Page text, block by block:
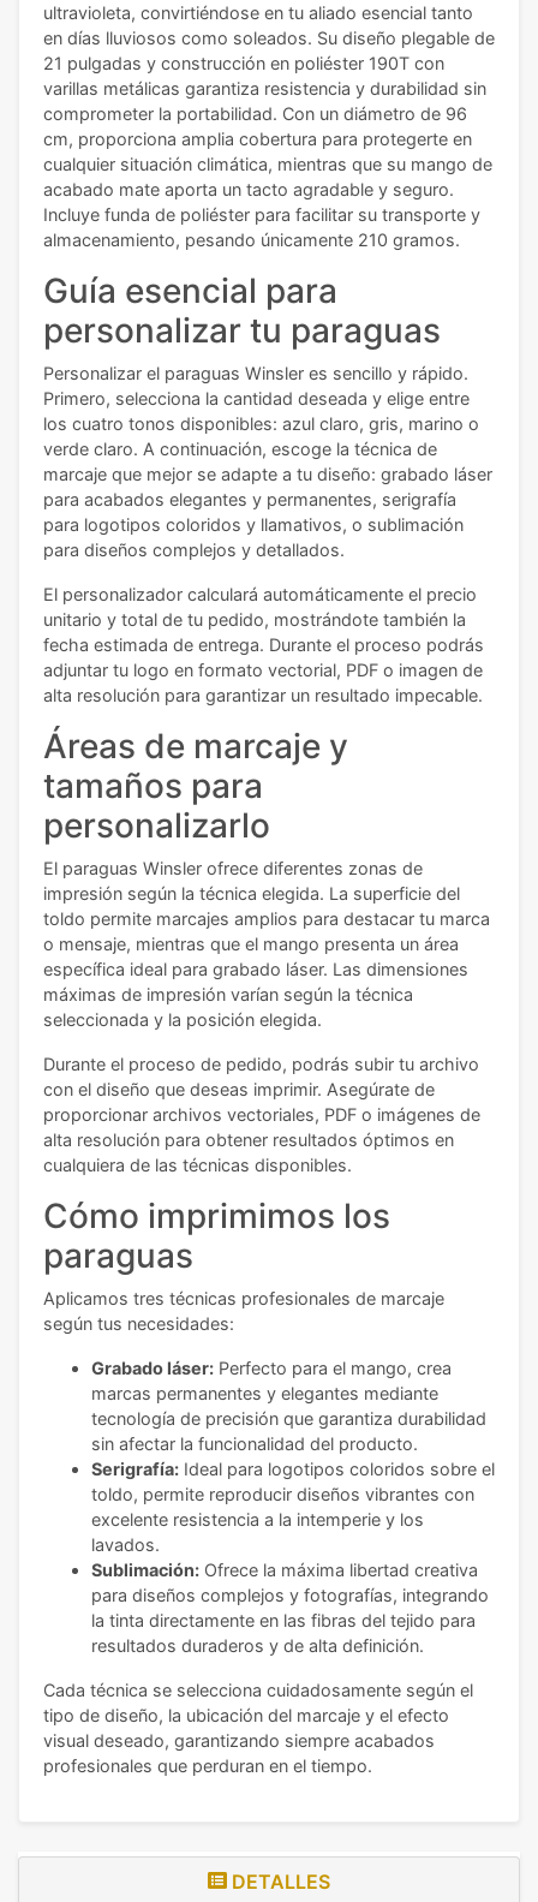
ultravioleta, convirtiéndose en tu aliado esencial tanto
en días lluviosos como soleados. Su diseño plegable de
21 pulgadas y construcción en poliéster 190T con
varillas metálicas garantiza resistencia y durabilidad sin
comprometer la portabilidad. Con un diámetro de 96
cm, proporciona amplia cobertura para protegerte en
cualquier situación climática, mientras que su mango de
acabado mate aporta un tacto agradable y seguro.
Incluye funda de poliéster para facilitar su transporte y
almacenamiento, pesando únicamente 210 gramos.
Guía esencial para
personalizar tu paraguas
Personalizar el paraguas Winsler es sencillo y rápido.
Primero, selecciona la cantidad deseada y elige entre
los cuatro tonos disponibles: azul claro, gris, marino o
verde claro. A continuación, escoge la técnica de
marcaje que mejor se adapte a tu diseño: grabado láser
para acabados elegantes y permanentes, serigrafía
para logotipos coloridos y llamativos, o sublimación
para diseños complejos y detallados.
El personalizador calculará automáticamente el precio
unitario y total de tu pedido, mostrándote también la
fecha estimada de entrega. Durante el proceso podrás
adjuntar tu logo en formato vectorial, PDF o imagen de
alta resolución para garantizar un resultado impecable.
Áreas de marcaje y
tamaños para
personalizarlo
El paraguas Winsler ofrece diferentes zonas de
impresión según la técnica elegida. La superficie del
toldo permite marcajes amplios para destacar tu marca
o mensaje, mientras que el mango presenta un área
específica ideal para grabado láser. Las dimensiones
máximas de impresión varían según la técnica
seleccionada y la posición elegida.
Durante el proceso de pedido, podrás subir tu archivo
con el diseño que deseas imprimir. Asegúrate de
proporcionar archivos vectoriales, PDF o imágenes de
alta resolución para obtener resultados óptimos en
cualquiera de las técnicas disponibles.
Cómo imprimimos los
paraguas
Aplicamos tres técnicas profesionales de marcaje
según tus necesidades:
Grabado láser: Perfecto para el mango, crea
marcas permanentes y elegantes mediante
tecnología de precisión que garantiza durabilidad
sin afectar la funcionalidad del producto.
Serigrafía: Ideal para logotipos coloridos sobre el
toldo, permite reproducir diseños vibrantes con
excelente resistencia a la intemperie y los
lavados.
Sublimación: Ofrece la máxima libertad creativa
para diseños complejos y fotografías, integrando
la tinta directamente en las fibras del tejido para
resultados duraderos y de alta definición.
Cada técnica se selecciona cuidadosamente según el
tipo de diseño, la ubicación del marcaje y el efecto
visual deseado, garantizando siempre acabados
profesionales que perduran en el tiempo.
DETALLES